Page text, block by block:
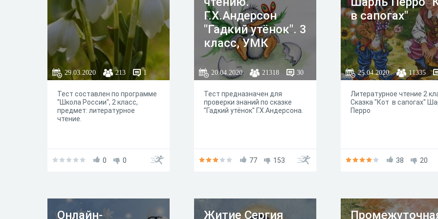
29.03.2020 213 1
Тест составлен по программе
"Школа России", 2 класс,
предмет: литературное
чтение.
0 0
Г.Х.Андерсон
"Гадкий утёнок". 3
класс, УМК
"Школа России"
20.04.2020 21318 30
Тест предназначен для
проверки знаний по сказке
"Гадкий утёнок" Г.Х.Андерсона.
77 153
в сапогах"
25.04.2020 11335
Литературное чтение 2
Сказка "Кот в сапогах"
Перро
38 20
Онлайн- Житие Сергия